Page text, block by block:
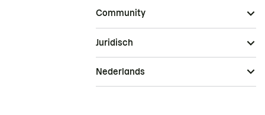
Community
Juridisch
Nederlands